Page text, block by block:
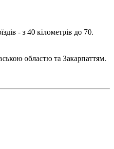
- з 40 кілометрів до 70.
областю та Закарпаттям.